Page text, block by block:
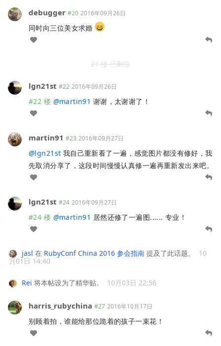
debugger #20 2016年09月26日
同时向三位美女求婚
21 楼 已删除
lgn21st #22 2016年09月26日
#22 楼 @martin91 谢谢，太谢谢了！
martin91 #23 2016年09月27日
@lgn21st 我自己重新看了一遍，感觉图片都没有修好，我
先取消分享了，这段时间慢慢认真修一遍再重新发出来吧。
lgn21st #24 2016年09月27日
#24 楼 @martin91 居然还修了一遍图...... 专业！
jasl 在 RubyConf China 2016 参会指南 提及了此话题。
10
月01日 14:40
Rei 将本帖设为了精华贴。 10月03日 22:56
harris_rubychina #27 2016年10月17日
别顾着拍，谁能给那位跪着的孩子一束花！